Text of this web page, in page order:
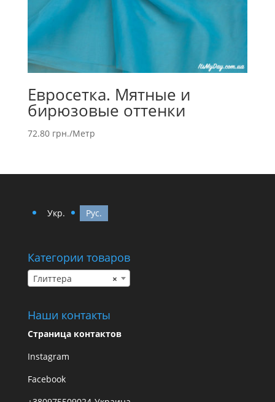
Евросетка. Мятные и
бирюзовые оттенки
72.80 грн./Метр
Укр. Рус.
Категории товаров
×
Глиттера
Наши контакты
Страница контактов
Instagram
Facebook